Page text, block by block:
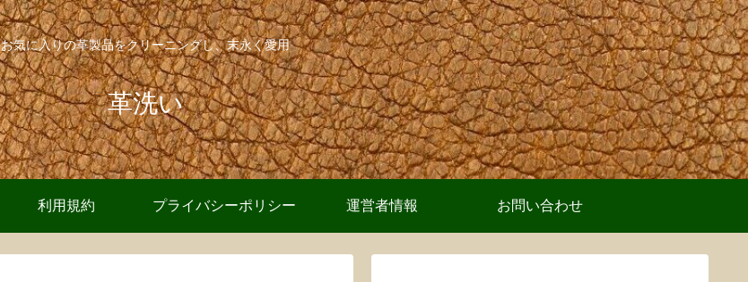
お気に入りの革製品をクリーニングし、末永く愛用
革洗い
利用規約 プライバシーポリシー 運営者情報 お問い合わせ